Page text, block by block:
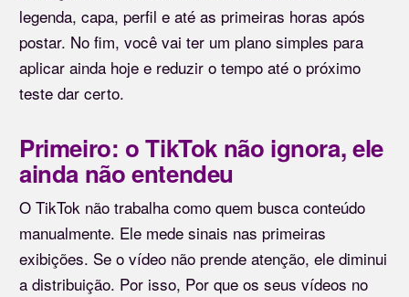
legenda, capa, perfil e até as primeiras horas após
postar. No fim, você vai ter um plano simples para
aplicar ainda hoje e reduzir o tempo até o próximo
teste dar certo.
Primeiro: o TikTok não ignora, ele
ainda não entendeu
O TikTok não trabalha como quem busca conteúdo
manualmente. Ele mede sinais nas primeiras
exibições. Se o vídeo não prende atenção, ele diminui
a distribuição. Por isso, Por que os seus vídeos no